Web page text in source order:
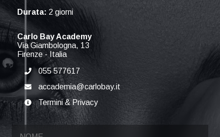
Durata: 2 giorni
Carlo Bay Academy
Via Giambologna, 13
Firenze-Italia
055 577617
accademia@carlobay.it
Termini & Privacy